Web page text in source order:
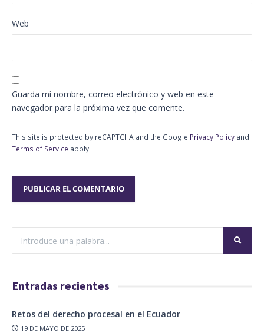
Web
Guarda mi nombre, correo electrónico y web en este
navegador para la próxima vez que comente.
This site is protected by reCAPTCHA and the Google Privacy Policy and
Terms of Service apply.
Entradas recientes
Retos del derecho procesal en el Ecuador
19 DE MAYO DE 2025